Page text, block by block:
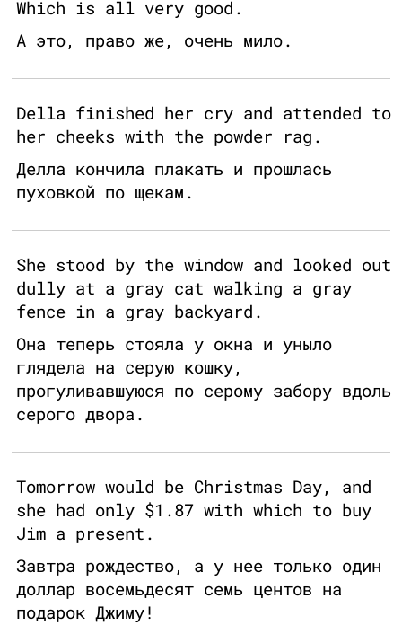
Which is all very good.
А это, право же, очень мило.
Della finished her cry and attended to
her cheeks with the powder rag.
Делла кончила плакать и прошлась
пуховкой по щекам.
She stood by the window and looked out
dully at a gray cat walking a gray
fence in a gray backyard.
Она теперь стояла у окна и уныло
глядела на серую кошку,
прогуливавшуюся по серому забору вдоль
серого двора.
Tomorrow would be Christmas Day, and
she had only $1.87 with which to buy
Jim a present.
Завтра рождество, а у нее только один
доллар восемьдесят семь центов на
подарок Джиму!